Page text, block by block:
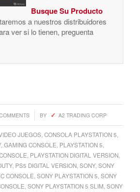
Busque Su Producto
a nuestros distribuidores
ver si lo tienen, preguenta
/ BY A2 TRADING CORP
JUEGOS ,CONSOLA PLAYSTATION 5
, GAMING CONSOLE PLAYSTATION 5
PLAYSTATION DIGITAL VERSION
, PS5 DIGITAL VERSION ,SONY,SONY
CONSOLE ,SONY PLAYSTATION 5 ,SONY
SONY PLAYSTATION 5 SLIM SONY